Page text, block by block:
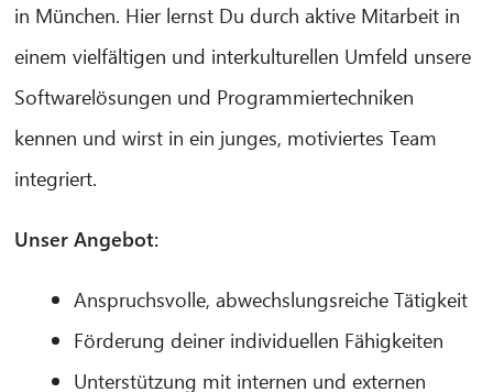
in München. Hier lernst Du durch aktive Mitarbeit in
einem vielfältigen und interkulturellen Umfeld unsere
Softwarelösungen und Programmiertechniken
kennen und wirst in ein junges, motiviertes Team
integriert.
Unser Angebot:
Anspruchsvolle, abwechslungsreiche Tätigkeit
Förderung deiner individuellen Fähigkeiten
Unterstützung mit internen und externen